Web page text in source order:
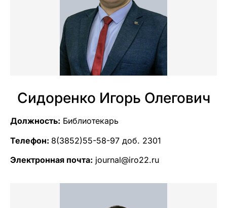
Сидоренко Игорь Олегович
Должность: Библиотекарь
Телефон: 8(3852)55-58-97 доб. 2301
Электронная почта: journal@iro22.ru